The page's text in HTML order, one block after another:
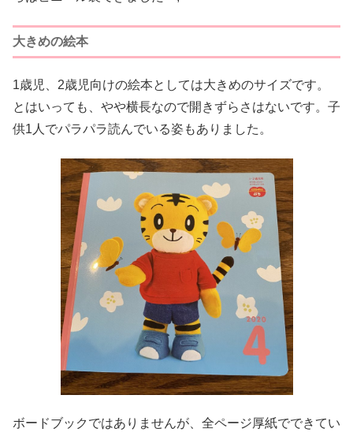
大きめの絵本
1歳児、2歳児向けの絵本としては大きめのサイズです。
とはいっても、やや横長なので開きずらさはないです。子
供1人でパラパラ読んでいる姿もありました。
ボードブックではありませんが、全ページ厚紙でできてい